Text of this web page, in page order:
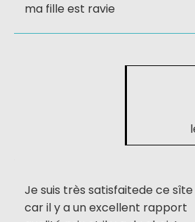
ma fille est ravie
Je suis très satisfaitede ce sîte
car il y a un excellent rapport